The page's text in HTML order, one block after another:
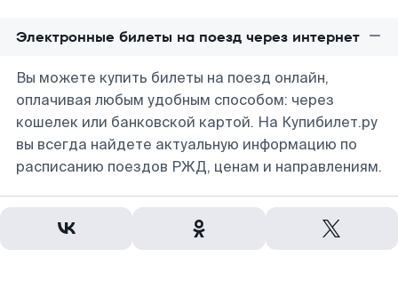
Электронные билеты на поезд через интернет
Вы можете купить билеты на поезд онлайн,
оплачивая любым удобным способом: через
кошелек или банковской картой. На Купибилет.ру
вы всегда найдете актуальную информацию по
расписанию поездов РЖД, ценам и направлениям.